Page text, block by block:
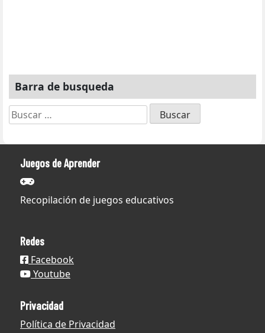
Barra de busqueda
Buscar:
Juegos de Aprender
Recopilación de juegos educativos
Redes
Facebook
Youtube
Privacidad
Política de Privacidad